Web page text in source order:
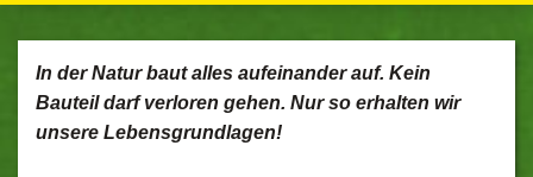
In der Natur baut alles aufeinander auf. Kein
Bauteil darf verloren gehen. Nur so erhalten wir
unsere Lebensgrundlagen!